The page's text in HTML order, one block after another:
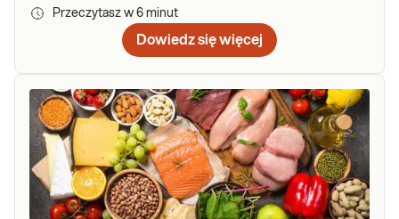
Przeczytasz w 6 minut
Dowiedz się więcej